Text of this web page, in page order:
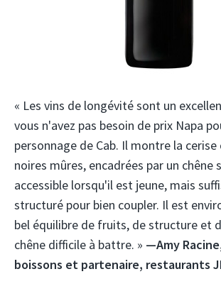
« Les vins de longévité sont un
vous n'avez pas besoin de prix Napa
personnage de Cab. Il montre la cerise
noires mûres, encadrées par un chêne
accessible lorsqu'il est jeune, mais
structuré pour bien coupler. Il est
bel équilibre de fruits, de structure et
chêne difficile à battre. » —Amy
boissons et partenaire, restaurants